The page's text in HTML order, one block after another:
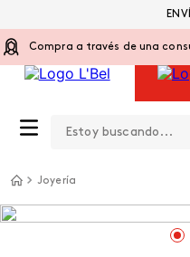
Compra a través de una
Joyería